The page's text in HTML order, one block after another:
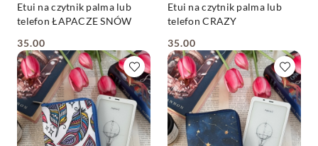
Etui na czytnik palma lub
telefon ŁAPACZE SNÓW
Cena:
35.00
Etui na czytnik palma lub
telefon CRAZY
Cena:
35.00